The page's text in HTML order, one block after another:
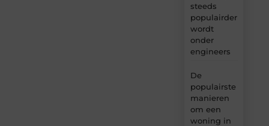
steeds
populairder
wordt
onder
engineers
De
populairste
manieren
om een
woning in